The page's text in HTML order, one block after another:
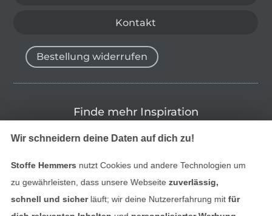
Kontakt
Bestellung widerrufen
Finde mehr Inspiration
Wir schneidern deine Daten auf dich zu!
Stoffe Hemmers nutzt Cookies und andere Technologien um
zu gewährleisten, dass unsere Webseite zuverlässig,
schnell und sicherläuft; wir deine Nutzererfahrung mitfür